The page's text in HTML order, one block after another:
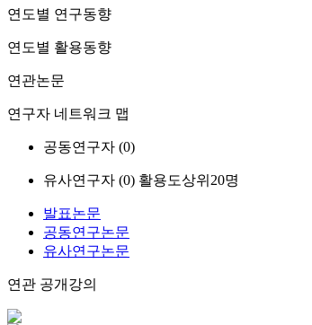
연도별 연구동향
연도별 활용동향
연관논문
연구자 네트워크 맵
공동연구자 (0)
유사연구자 (0) 활용도상위20명
발표논문
공동연구논문
유사연구논문
연관 공개강의